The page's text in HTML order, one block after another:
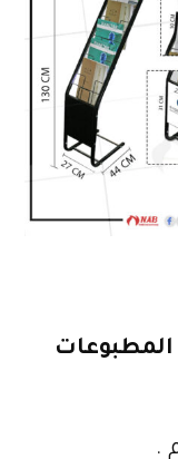
المطبوعات